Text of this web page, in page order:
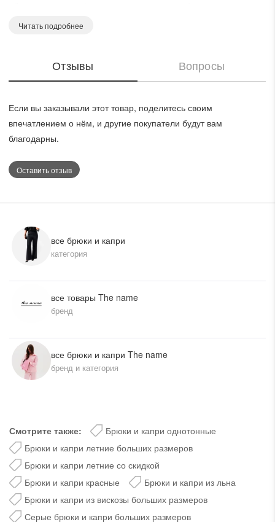
гладкость и мягкость, делая его подходящим для осеннего и
кроссовками для создания разных стилей. Черный цвет
добавляет универсальности и возможности комбинирования с
Читать подробнее
Отзывы Вопросы
Если вы заказывали этот товар, поделитесь своим
впечатлением о нём, и другие покупатели будут вам
благодарны.
Оставить отзыв
все брюки и капри
категория
все товары The name
бренд
все брюки и капри The name
бренд и категория
Смотрите также:
Брюки и капри однотонные
Брюки и капри летние больших размеров
Брюки и капри летние со скидкой
Брюки и капри красные
Брюки и капри из льна
Брюки и капри из вискозы больших размеров
Серые брюки и капри больших размеров